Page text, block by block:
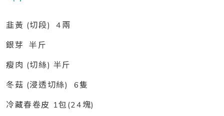
韭黃 (切段) 4兩
銀芽 半斤
瘦肉 (切絲) 半斤
冬菇 (浸透切絲) 6隻
冷藏春卷皮 1包(24塊)